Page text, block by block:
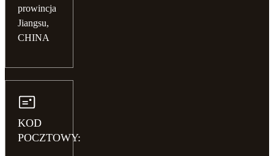
prowincja
Jiangsu,
CHINA
KOD
POCZTOWY: